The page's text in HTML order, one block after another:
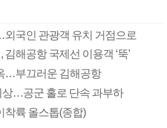
국인 관광객 유치 거점으로
해공항 국제선 이용객 ‘뚝’
…부끄러운 김해공항
상…공군 홀로 단속 과부하
륙 올스톱(종합)